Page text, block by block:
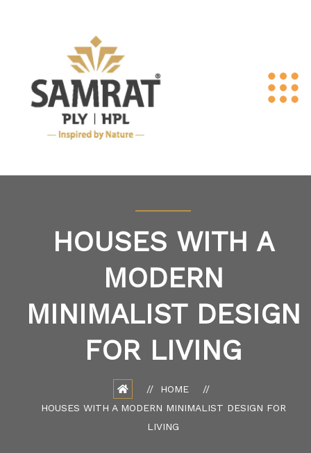
HOUSES WITH A
MODERN
MINIMALIST DESIGN
FOR LIVING
HOME
HOUSES WITH A MODERN MINIMALIST DESIGN FOR
LIVING